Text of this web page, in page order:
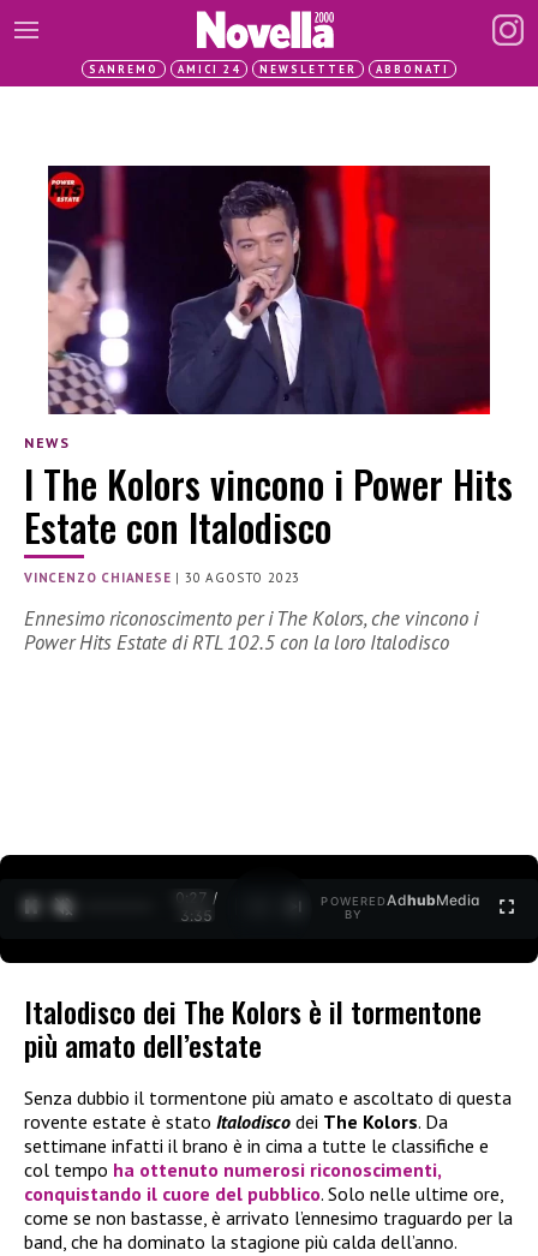
SANREMO AMICI 24 NEWSLETTER ABBONATI
NEWS
I The Kolors vincono i Power Hits
Estate con Italodisco
VINCENZO CHIANESE |30 AGOSTO 2023
Ennesimo riconoscimento per i The Kolors, che vincono i
Power Hits Estate di RTL 102.5 con la loro Italodisco
0:28 /
3:35
POWERED
BY
AdhubMedia
Italodisco dei The Kolors è il tormentone
più amato dell’estate
Senza dubbio il tormentone più amato e ascoltato di questa
rovente estate è stato Italodisco dei The Kolors. Da
settimane infatti il brano è in cima a tutte le classifiche e
col tempo ha ottenuto numerosi riconoscimenti,
conquistando il cuore del pubblico. Solo nelle ultime ore,
come se non bastasse, è arrivato l’ennesimo traguardo per la
band, che ha dominato la stagione più calda dell’anno.